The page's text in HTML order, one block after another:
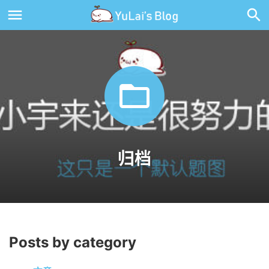

归档
Posts by category